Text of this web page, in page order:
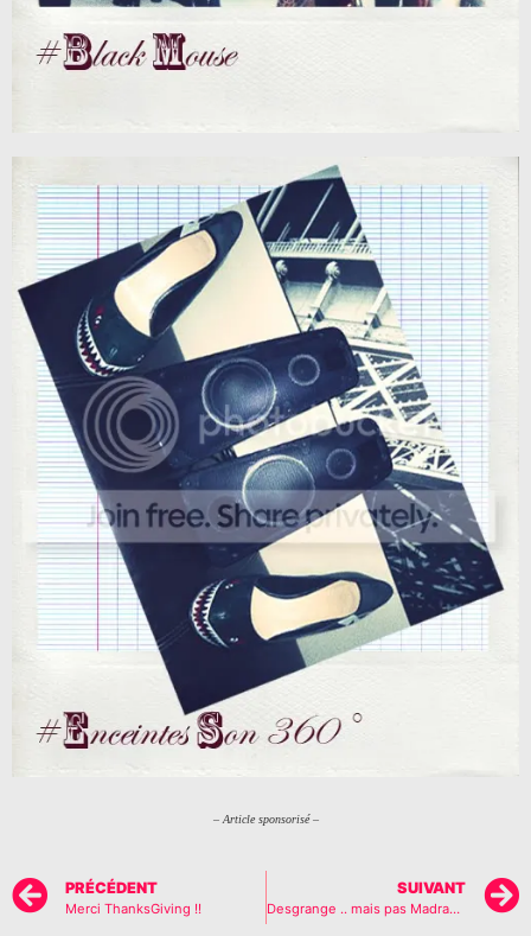
– Article sponsorisé –
PRÉCÉDENT
Merci ThanksGiving !!
SUIVANT
Desgrange .. mais pas Madrange…